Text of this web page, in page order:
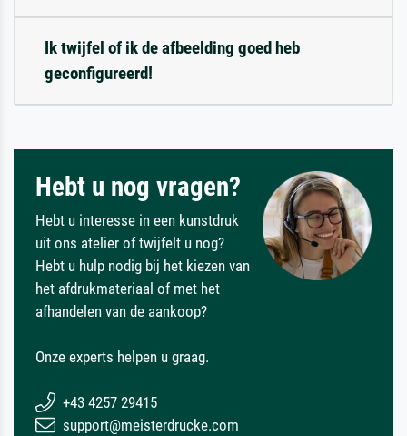
Ik twijfel of ik de afbeelding goed heb
geconfigureerd!
Hebt u nog vragen?
Hebt u interesse in een kunstdruk
uit ons atelier of twijfelt u nog?
Hebt u hulp nodig bij het kiezen van
het afdrukmateriaal of met het
afhandelen van de aankoop?
Onze experts helpen u graag.
+43 4257 29415
support@meisterdrucke.com